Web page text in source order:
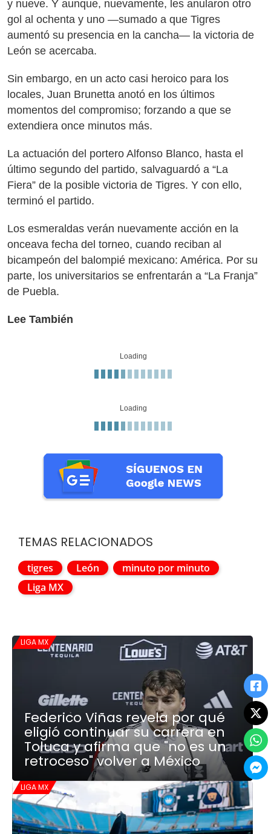
y nueve. Y aunque, nuevamente, les anularon otro
gol al ochenta y uno ―sumado a que Tigres
aumentó su presencia en la cancha― la victoria de
León se acercaba.
Sin embargo, en un acto casi heroico para los
locales, Juan Brunetta anotó en los últimos
momentos del compromiso; forzando a que se
extendiera once minutos más.
La actuación del portero Alfonso Blanco, hasta el
último segundo del partido, salvaguardó a “La
Fiera” de la posible victoria de Tigres. Y con ello,
terminó el partido.
Los esmeraldas verán nuevamente acción en la
onceava fecha del torneo, cuando reciban al
bicampeón del balompié mexicano: América. Por su
parte, los universitarios se enfrentarán a “La Franja”
de Puebla.
Lee También
Loading
Loading
TEMAS RELACIONADOS
tigres León
minuto por minuto
Liga MX
LIGA MX
Federico Viñas revela por qué
eligió continuar su carrera en
Toluca y afirma que "no es un
retroceso" volver a México
LIGA MX